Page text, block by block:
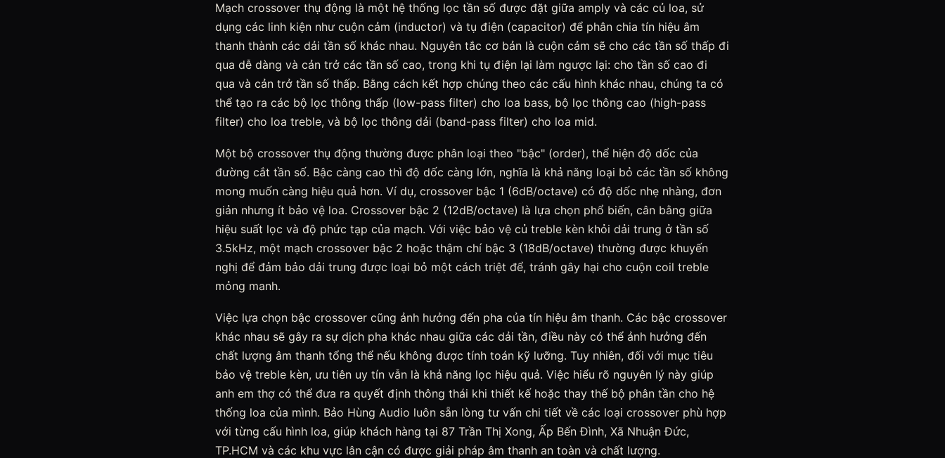
Mạch crossover thụ động là một hệ thống lọc tần số được đặt giữa amply và các củ loa, sử
dụng các linh kiện như cuộn cảm (inductor) và tụ điện (capacitor) để phân chia tín hiệu âm
thanh thành các dải tần số khác nhau. Nguyên tắc cơ bản là cuộn cảm sẽ cho các tần số thấp đi
qua dễ dàng và cản trở các tần số cao, trong khi tụ điện lại làm ngược lại: cho tần số cao đi
qua và cản trở tần số thấp. Bằng cách kết hợp chúng theo các cấu hình khác nhau, chúng ta có
thể tạo ra các bộ lọc thông thấp (low-pass filter) cho loa bass, bộ lọc thông cao (high-pass
filter) cho loa treble, và bộ lọc thông dải (band-pass filter) cho loa mid.
Một bộ crossover thụ động thường được phân loại theo "bậc" (order), thể hiện độ dốc của
đường cắt tần số. Bậc càng cao thì độ dốc càng lớn, nghĩa là khả năng loại bỏ các tần số không
mong muốn càng hiệu quả hơn. Ví dụ, crossover bậc 1 (6dB/octave) có độ dốc nhẹ nhàng, đơn
giản nhưng ít bảo vệ loa. Crossover bậc 2 (12dB/octave) là lựa chọn phổ biến, cân bằng giữa
hiệu suất lọc và độ phức tạp của mạch. Với việc bảo vệ củ treble kèn khỏi dải trung ở tần số
3.5kHz, một mạch crossover bậc 2 hoặc thậm chí bậc 3 (18dB/octave) thường được khuyến
nghị để đảm bảo dải trung được loại bỏ một cách triệt để, tránh gây hại cho cuộn coil treble
mỏng manh.
Việc lựa chọn bậc crossover cũng ảnh hưởng đến pha của tín hiệu âm thanh. Các bậc crossover
khác nhau sẽ gây ra sự dịch pha khác nhau giữa các dải tần, điều này có thể ảnh hưởng đến
chất lượng âm thanh tổng thể nếu không được tính toán kỹ lưỡng. Tuy nhiên, đối với mục tiêu
bảo vệ treble kèn, ưu tiên uy tín vẫn là khả năng lọc hiệu quả. Việc hiểu rõ nguyên lý này giúp
anh em thợ có thể đưa ra quyết định thông thái khi thiết kế hoặc thay thế bộ phân tần cho hệ
thống loa của mình. Bảo Hùng Audio luôn sẵn lòng tư vấn chi tiết về các loại crossover phù hợp
với từng cấu hình loa, giúp khách hàng tại 87 Trần Thị Xong, Ấp Bến Đình, Xã Nhuận Đức,
TP.HCM và các khu vực lân cận có được giải pháp âm thanh an toàn và chất lượng.